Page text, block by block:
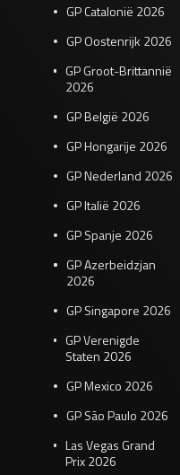
GP Catalonië 2026
GP Oostenrijk 2026
GP Groot-Brittannië
2026
GP België 2026
GP Hongarije 2026
GP Nederland 2026
GP Italië 2026
GP Spanje 2026
GP Azerbeidzjan
2026
GP Singapore 2026
GP Verenigde
Staten 2026
GP Mexico 2026
GP São Paulo 2026
Las Vegas Grand
Prix 2026